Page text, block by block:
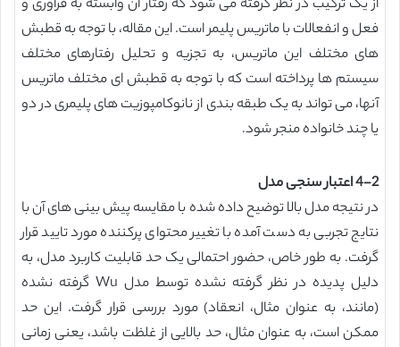
از یک ترکیب در نظر گرفته می شود که رفتار آن وابسته به فرآوری و
فعل و انفعالات با ماتریس پلیمر است. این مقاله، با توجه به قطبش
های مختلف این ماتریس، به تجزیه و تحلیل رفتارهای مختلف
سیستم ها پرداخته است که با توجه به قطبش ای مختلف ماتریس
آنها، می تواند به یک طبقه بندی از نانوکامپوزیت های پلیمری در دو
یا چند خانواده منجر شود.
4-2 اعتبار سنجی مدل
در نتیجه مدل بالا توضیح داده شده با مقایسه پیش بینی های آن با
نتایج تجربی به دست آمده با تغییر محتوای پرکننده مورد تایید قرار
گرفت. به طور خاص، حضور احتمالی یک حد قابلیت کاربرد مدل، به
دلیل پدیده در نظر گرفته نشده توسط مدل Wu گرفته نشده
(مانند، به عنوان مثال، انعقاد) مورد بررسی قرار گرفت. این حد
ممکن است، به عنوان مثال، حد بالایی از غلظت باشد، یعنی زمانی